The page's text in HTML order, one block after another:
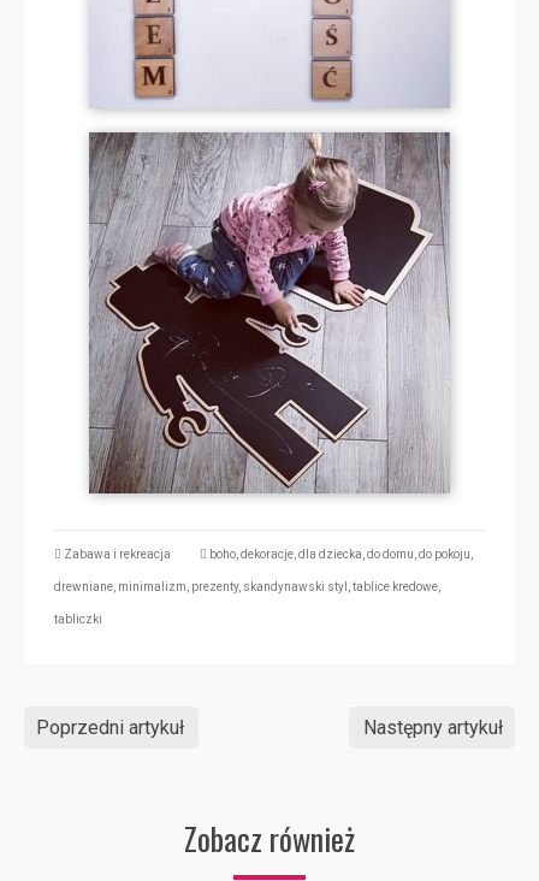
Zabawa i rekreacja boho dekoracje dla dziecka do domu do pokoju
drewniane minimalizm prezenty, skandynawski styl tablice kredowe
tabliczki
Poprzedni artykuł Następny artykuł
Zobacz również